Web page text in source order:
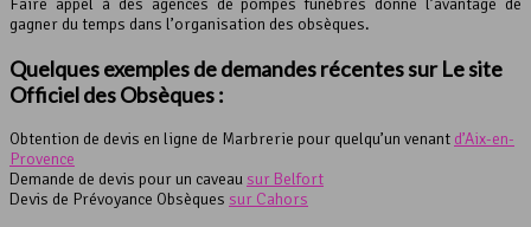
gagner du temps dans l’organisation des obsèques.
Quelques exemples de demandes récentes sur Le site
Officiel des Obsèques :
Obtention de devis en ligne de Marbrerie pour quelqu’un venant d’Aix-en-
Provence
Demande de devis pour un caveau sur Belfort
Devis de Prévoyance Obsèques sur Cahors